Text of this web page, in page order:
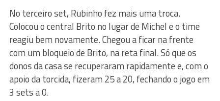
No terceiro set, Rubinho fez mais uma troca.
Colocou o central Brito no lugar de Michel e o time
reagiu bem novamente. Chegou a ficar na frente
com um bloqueio de Brito, na reta final. Só que os
donos da casa se recuperaram rapidamente e, com o
apoio da torcida, fizeram 25 a 20, fechando o jogo em
3 sets a 0.